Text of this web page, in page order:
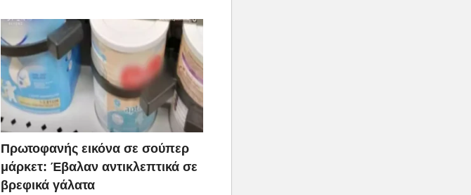
Πρωτοφανής εικόνα σε σούπερ
μάρκετ: Έβαλαν αντικλεπτικά σε
βρεφικά γάλατα